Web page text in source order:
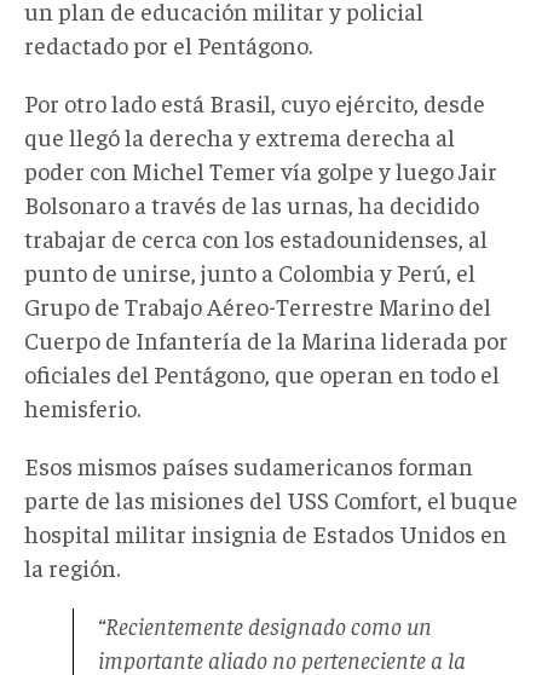
un plan de educación militar y policial
redactado por el Pentágono.
Por otro lado está Brasil, cuyo ejército, desde
que llegó la derecha y extrema derecha al
poder con Michel Temer vía golpe y luego Jair
Bolsonaro a través de las urnas, ha decidido
trabajar de cerca con los estadounidenses, al
punto de unirse, junto a Colombia y Perú, el
Grupo de Trabajo Aéreo-Terrestre Marino del
Cuerpo de Infantería de la Marina liderada por
oficiales del Pentágono, que operan en todo el
hemisferio.
Esos mismos países sudamericanos forman
parte de las misiones del USS Comfort, el buque
hospital militar insignia de Estados Unidos en
la región.
“Recientemente designado como un
importante aliado no perteneciente a la